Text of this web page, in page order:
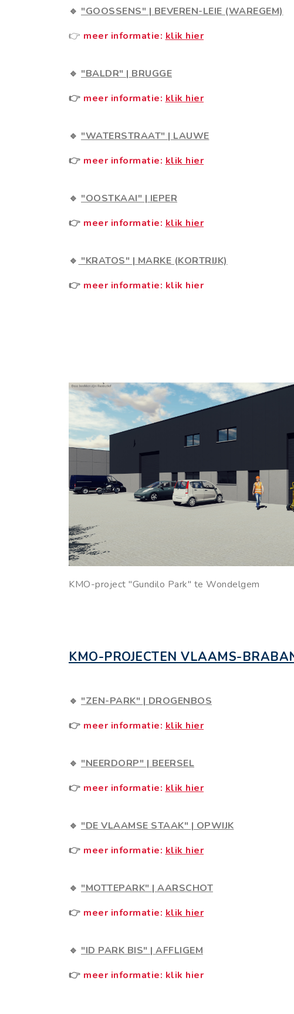
🔹 "GOOSSENS" | BEVEREN-LEIE (WAREGEM)
👉 meer informatie: klik hier
🔹 "BALDR" | BRUGGE
👉 meer informatie: klik hier
🔹 "WATERSTRAAT" | LAUWE
👉 meer informatie: klik hier
🔹 "OOSTKAAI" | IEPER
👉 meer informatie: klik hier
🔹 "KRATOS" | MARKE (KORTRIJK)
👉 meer informatie: klik hier
KMO-project "Gundilo Park" te Wondelgem
KMO-PROJECTEN VLAAMS-
🔹 "ZEN-PARK" | DROGENBOS
👉 meer informatie: klik hier
🔹 "NEERDORP" | BEERSEL
👉 meer informatie: klik hier
🔹 "DE VLAAMSE STAAK" | OPWIJK
👉 meer informatie: klik hier
🔹 "MOTTEPARK" | AARSCHOT
👉 meer informatie: klik hier
🔹 "ID PARK BIS" | AFFLIGEM
👉 meer informatie: klik hier